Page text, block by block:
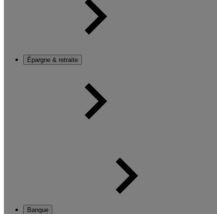
Épargne & retraite
Banque